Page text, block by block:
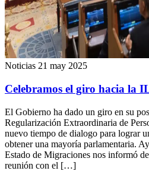
Noticias 21 may 2025
Celebramos el giro hacia la
El Gobierno ha dado un giro en su
Regularización Extraordinaria de
nuevo tiempo de dialogo para lograr
obtener una mayoría parlamentaria.
Estado de Migraciones nos informó
reunión con el […]